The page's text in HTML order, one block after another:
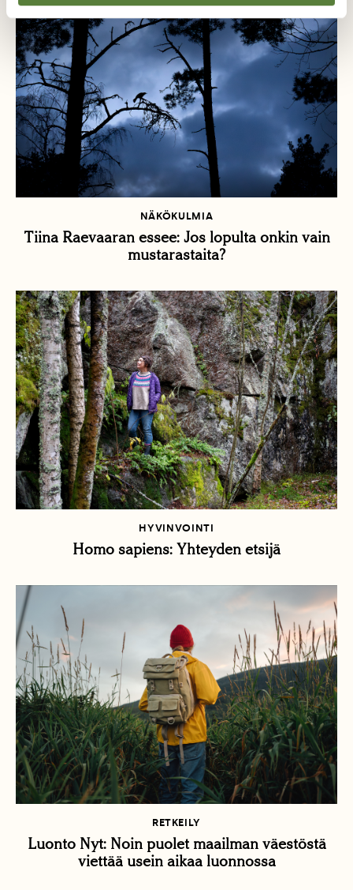
NÄKÖKULMIA
Tiina Raevaaran essee: Jos lopulta onkin vain
mustarastaita?
HYVINVOINTI
Homo sapiens: Yhteyden etsijä
RETKEILY
Luonto Nyt: Noin puolet maailman väestöstä
viettää usein aikaa luonnossa